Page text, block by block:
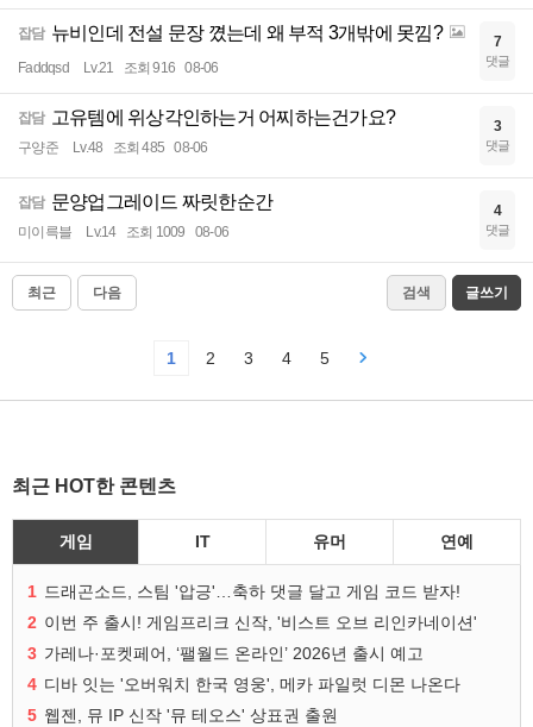
잡담 뉴비인데 전설 문장 꼈는데 왜 부적 3개밖에 못낌?
Faddqsd Lv.21 조회 916 08-06
7
댓글
잡담 고유템에 위상각인하는거 어찌하는건가요?
구양준 Lv.48 조회 485 08-06
3
댓글
잡담 문양업그레이드 짜릿한순간
미이륵블 Lv.14 조회 1009 08-06
4
댓글
최근 다음 검색 글쓰기
1 2 3 4 5
최근 HOT한 콘텐츠
게임 IT 유머 연예
1 드래곤소드, 스팀 '압긍'…축하 댓글 달고 게임 코드 받자!
2 이번 주 출시! 게임프리크 신작, '비스트 오브 리인카네이션'
3 가레나·포켓페어, ‘팰월드 온라인’ 2026년 출시 예고
4 디바 잇는 '오버워치 한국 영웅', 메카 파일럿 디몬 나온다
5 웹젠, 뮤 IP 신작 '뮤 테오스' 상표권 출원